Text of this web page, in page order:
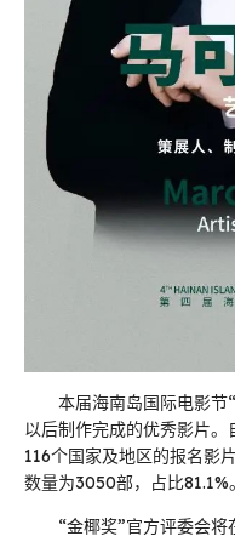
本届海南岛国际电影节“
以后制作完成的优秀影片
116个国家及地区的报名影
数量为3050部，占比81.1%。
“金椰奖”官方评委会将